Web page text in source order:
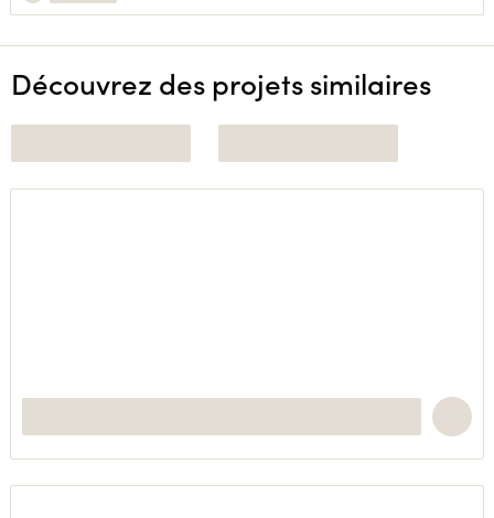
Découvrez des projets similaires